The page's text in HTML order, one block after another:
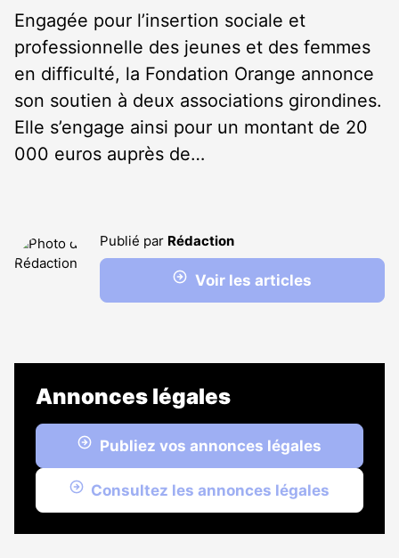
Engagée pour l’insertion sociale et
professionnelle des jeunes et des femmes
en difficulté, la Fondation Orange annonce
son soutien à deux associations girondines.
Elle s’engage ainsi pour un montant de 20
000 euros auprès de…
Publié par Rédaction
Voir les articles
Annonces légales
Publiez vos annonces légales
Consultez les annonces légales